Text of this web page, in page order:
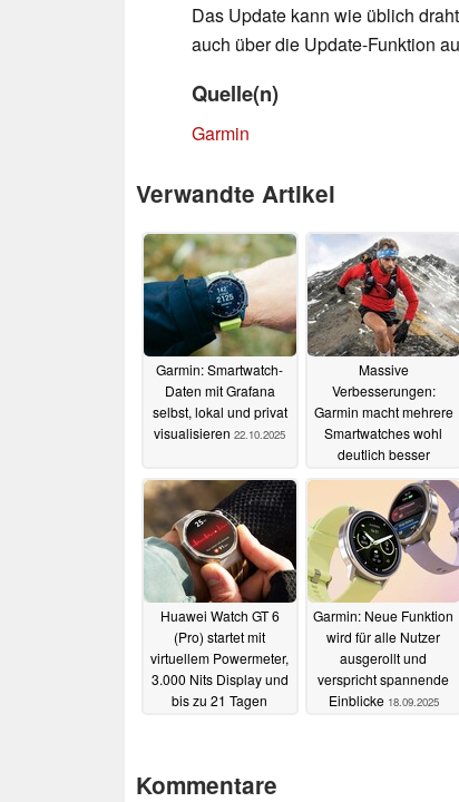
Das Update kann wie üblich
auch über die Update-Funktion
Quelle(n)
Garmin
Verwandte Artikel
Garmin: Smartwatch-
Daten mit Grafana
selbst, lokal und privat
visualisieren 22.10.2025
Massive
Verbesserungen:
Garmin macht mehrere
Smartwatches wohl
deutlich besser
23.09.2025
Huawei Watch GT 6
(Pro) startet mit
virtuellem Powermeter,
3.000 Nits Display und
bis zu 21 Tagen
Garmin: Neue Funktion
wird für alle Nutzer
ausgerollt und
verspricht spannende
Einblicke 18.09.2025
Kommentare